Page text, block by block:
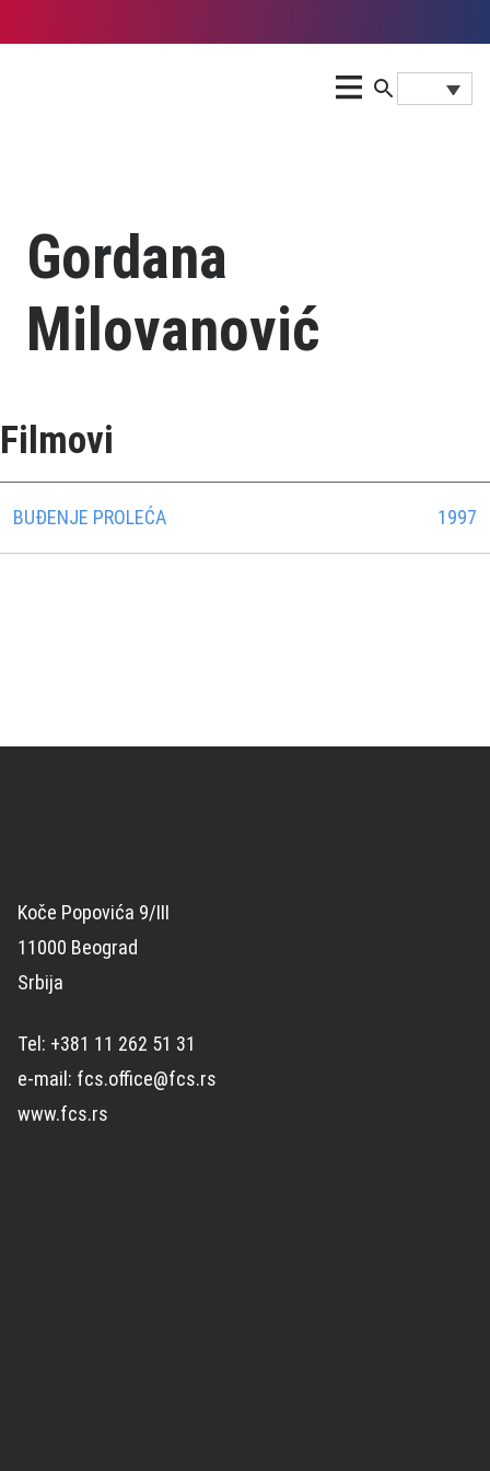
Gordana
Milovanović
Filmovi
BUĐENJE PROLEĆA 1997
Koče Popovića 9/III
11000 Beograd
Srbija
Tel: +381 11 262 51 31
e-mail: fcs.office@fcs.rs
www.fcs.rs